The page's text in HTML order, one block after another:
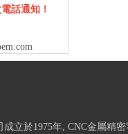
話通知！
立於1975年, CNC金屬精